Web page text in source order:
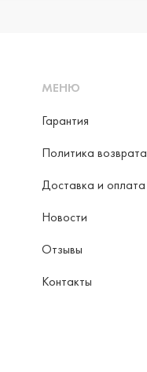
МЕНЮ
Гарантия
Политика возврата
Доставка и оплата
Новости
Отзывы
Контакты